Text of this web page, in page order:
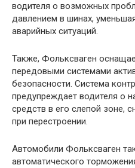
водителя о возможных
давлением в шинах,
аварийных ситуаций.
Также, Фольксваген
передовыми системами
безопасности. Система
предупреждает водителя о
средств в его слепой зоне,
при перестроении.
Автомобили Фольксваген
автоматического